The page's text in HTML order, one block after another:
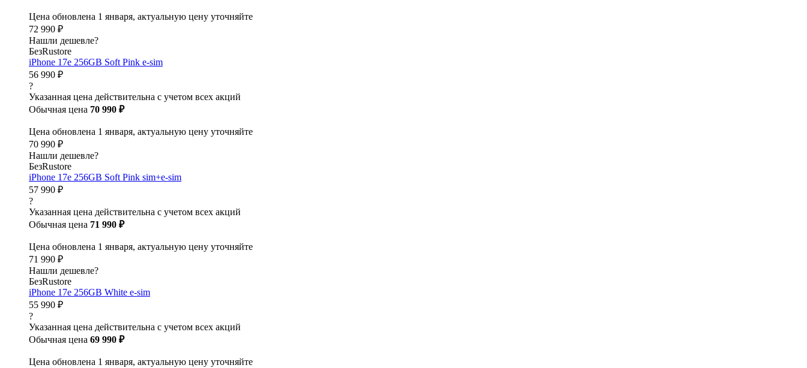
Цена обновлена 1 января, актуальную цену уточняйте
72 990 ₽
Нашли дешевле?
БезRustore
iPhone 17e 256GB Soft Pink e-sim
56 990 ₽
?
Указанная цена действительна с учетом всех акций
Обычная цена 70 990 ₽
Цена обновлена 1 января, актуальную цену уточняйте
70 990 ₽
Нашли дешевле?
БезRustore
iPhone 17e 256GB Soft Pink sim+e-sim
57 990 ₽
?
Указанная цена действительна с учетом всех акций
Обычная цена 71 990 ₽
Цена обновлена 1 января, актуальную цену уточняйте
71 990 ₽
Нашли дешевле?
БезRustore
iPhone 17e 256GB White e-sim
55 990 ₽
?
Указанная цена действительна с учетом всех акций
Обычная цена 69 990 ₽
Цена обновлена 1 января, актуальную цену уточняйте